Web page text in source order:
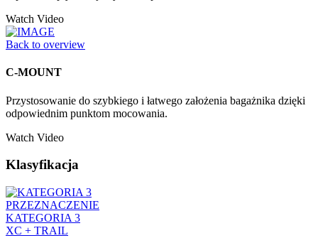
Watch Video
Back to overview
C-MOUNT
Przystosowanie do szybkiego i łatwego założenia bagażnika dzięki
odpowiednim punktom mocowania.
Watch Video
Klasyfikacja
PRZEZNACZENIE
KATEGORIA 3
XC + TRAIL